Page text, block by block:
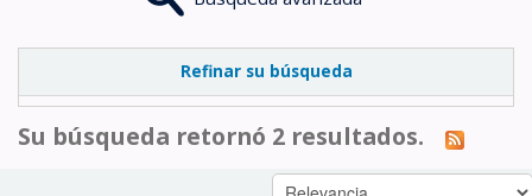
Refinar su búsqueda
Su búsqueda retornó 2 resultados.